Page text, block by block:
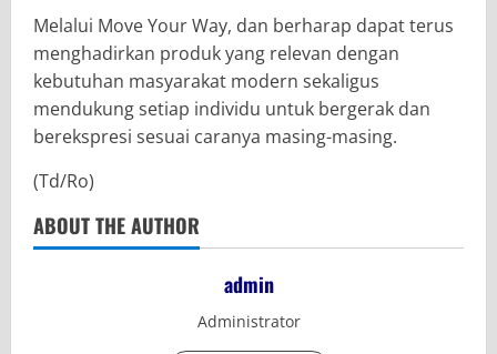
Melalui Move Your Way, dan berharap dapat terus
menghadirkan produk yang relevan dengan
kebutuhan masyarakat modern sekaligus
mendukung setiap individu untuk bergerak dan
berekspresi sesuai caranya masing-masing.
(Td/Ro)
ABOUT THE AUTHOR
admin
Administrator